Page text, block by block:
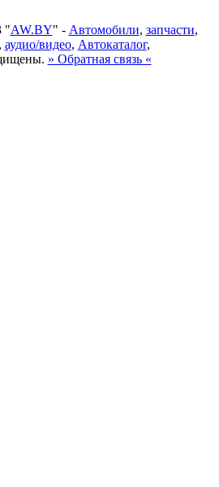
"AW.BY" - Автомобили, запчасти,
, аудио/видео, Автокаталог,
» Обратная связь «